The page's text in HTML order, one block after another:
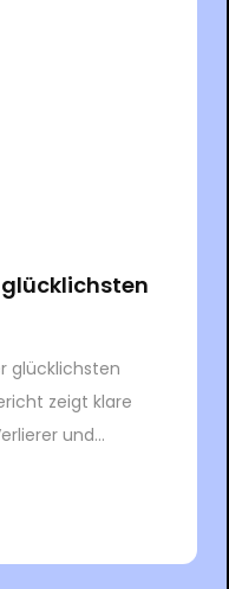
glücklichsten
zeigt klare
und...